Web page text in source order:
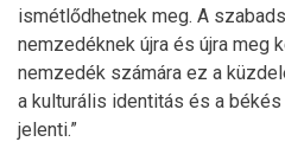
ismétlődhetnek meg. A
nemzedéknek újra és újra meg
nemzedék számára ez a
a kulturális identitás és a
jelenti.”